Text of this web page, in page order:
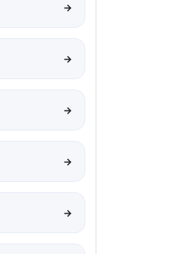
→
→
→
→
→